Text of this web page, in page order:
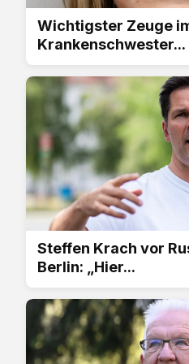
Wichtigster Zeuge
Krankenschwester...
Steffen Krach vor
Berlin: „Hier...